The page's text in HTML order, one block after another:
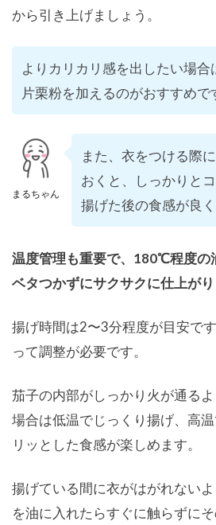
から引き上げましょう。
よりカリカリ感を出したい場合
片栗粉を加えるのがおすすめで
まるちゃん
また、衣をつける際
おくと、しっかりと
揚げた後の食感が良く
温度管理も重要で、180℃程度の
ベタつかずにサクサクに仕上がり
揚げ時間は2〜3分程度が目安で
って調整が必要です。
茄子の内部がしっかり火が通る
場合は低温でじっくり揚げ、高
リッとした食感が楽しめます。
揚げている間に衣がはがれない
を油に入れたらすぐに触らずに